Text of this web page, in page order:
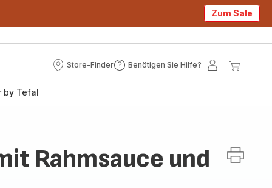
Zum Sale
Store-Finder
Store-
Benötigen Sie Hilfe?
Benötigen
Mein
by Tefal
Rahmsauce und